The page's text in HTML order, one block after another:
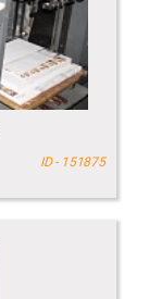
ID - 151875